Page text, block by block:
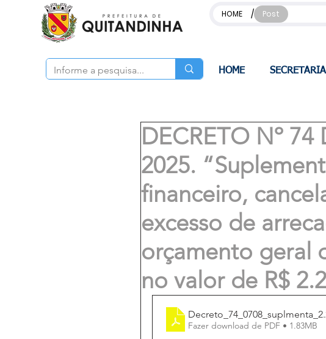
HOME / Post
HOME
DECRETO Nº
2025.
financeiro,
excesso de
orçamento geral
no valor de R$
Fazer download de PDF • 1.83MB